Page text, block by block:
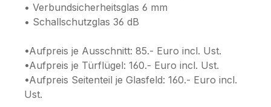
• Verbundsicherheitsglas 6 mm
• Schallschutzglas 36 dB
•Aufpreis je Ausschnitt: 85.- Euro incl. Ust.
•Aufpreis je Türflügel: 160.- Euro incl. Ust.
•Aufpreis Seitenteil je Glasfeld: 160.- Euro incl.
Ust.